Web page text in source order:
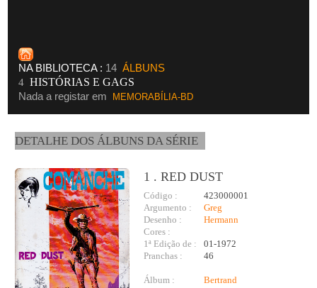
NA BIBLIOTECA : 14 ÁLBUNS
4 HISTÓRIAS E GAGS
Nada a registar em
MEMORABÍLIA-BD
DETALHE DOS ÁLBUNS DA SÉRIE
1 . RED DUST
Código :
423000001
Argumento :
Greg
Desenho :
Hermann
Cores :
1ª Edição de :
01-1972
Pranchas :
46
Álbum :
Bertrand